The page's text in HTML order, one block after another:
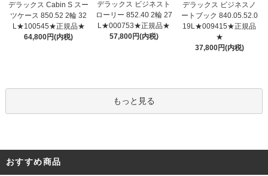
デラックス Cabin S スー
ツケース 850.52 2輪 32
L★100545★正規品★
64,800円(内税)
デラックス ビジネスト
ローリー 852.40 2輪 27
L★000753★正規品★
57,800円(内税)
デラックス ビジネスノ
ートブック 840.05.52.0
19L★009415★正規品
★
37,800円(内税)
もっと見る
おすすめ商品